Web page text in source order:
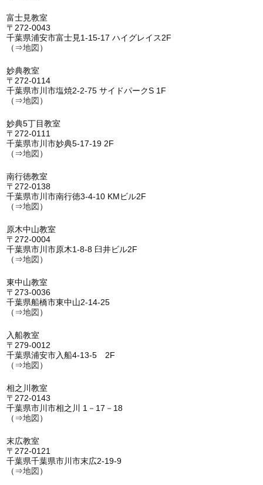
富士見教室
〒272-0043
千葉県浦安市富士見1-15-17 ハイグレイス2F
（⇒地図 ）
妙典教室
〒272-0114
千葉県市川市塩焼2-2-75 サイドパークS 1F
（⇒地図 ）
妙典5丁目教室
〒272-0111
千葉県市川市妙典5-17-19 2F
（⇒地図 ）
南行徳教室
〒272-0138
千葉県市川市南行徳3-4-10 KMビル2F
（⇒地図 ）
原木中山教室
〒272-0004
千葉県市川市原木1-8-8 臼井ビル2F
（⇒地図 ）
東中山教室
〒273-0036
千葉県船橋市東中山2-14-25
（⇒地図 ）
入船教室
〒279-0012
千葉県浦安市入船4-13-5 2F
（⇒地図 ）
相之川教室
〒272-0143
千葉県市川市相之川 1－17－18
（⇒地図 ）
末広教室
〒272-0121
千葉県千葉県市川市末広2-19-9
（⇒地図 ）